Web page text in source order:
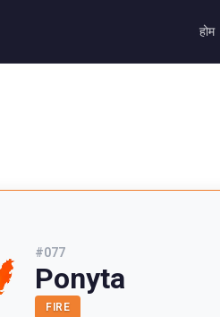
होम
#077
Ponyta
FIRE